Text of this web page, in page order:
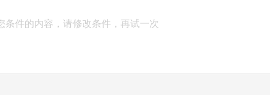
条件的内容，请修改条件，再试一次